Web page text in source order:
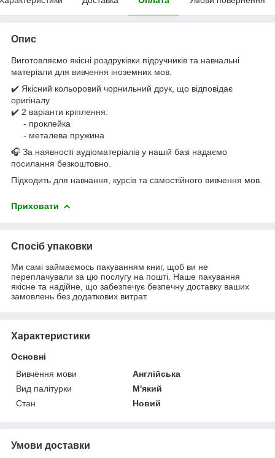
Опис
Виготовляємо якісні роздруківки підручників та навчальні
матеріали для вивчення іноземних мов.
✔️ Якісний кольоровий чорнильний друк, що відповідає
оригіналу
✔️ 2 варіанти кріплення:
- проклейка
- металева пружина
🎧 За наявності аудіоматеріалів у нашій базі надаємо
посилання безкоштовно.
Підходить для навчання, курсів та самостійного вивчення мов.
Приховати
Спосіб упаковки
Ми самі займаємось пакуванням книг, щоб ви не
переплачували за цю послугу на пошті. Наше пакування
якісне та надійне, що забезпечує безпечну доставку ваших
замовлень без додаткових витрат.
Характеристики
Основні
Вивчення мови
Англійська
Вид палітурки
М'який
Стан
Новий
Умови доставки